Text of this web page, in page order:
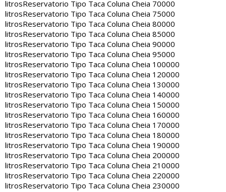
litrosReservatorio Tipo Taca Coluna Cheia 70000
litrosReservatorio Tipo Taca Coluna Cheia 75000
litrosReservatorio Tipo Taca Coluna Cheia 80000
litrosReservatorio Tipo Taca Coluna Cheia 85000
litrosReservatorio Tipo Taca Coluna Cheia 90000
litrosReservatorio Tipo Taca Coluna Cheia 95000
litrosReservatorio Tipo Taca Coluna Cheia 100000
litrosReservatorio Tipo Taca Coluna Cheia 120000
litrosReservatorio Tipo Taca Coluna Cheia 130000
litrosReservatorio Tipo Taca Coluna Cheia 140000
litrosReservatorio Tipo Taca Coluna Cheia 150000
litrosReservatorio Tipo Taca Coluna Cheia 160000
litrosReservatorio Tipo Taca Coluna Cheia 170000
litrosReservatorio Tipo Taca Coluna Cheia 180000
litrosReservatorio Tipo Taca Coluna Cheia 190000
litrosReservatorio Tipo Taca Coluna Cheia 200000
litrosReservatorio Tipo Taca Coluna Cheia 210000
litrosReservatorio Tipo Taca Coluna Cheia 220000
litrosReservatorio Tipo Taca Coluna Cheia 230000